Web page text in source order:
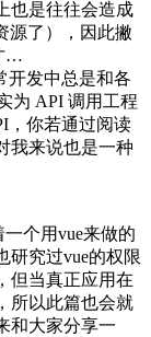
也是往往会造成
源了），因此撇
…
开发中总是和各
为 API 调用工程
，你若通过阅读
我来说也是一种
个用vue来做的
研究过vue的权限
但当真正应用在
所以此篇也会就
和大家分享一